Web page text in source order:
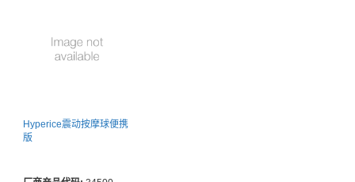
Hyperice震动按摩球便携
版